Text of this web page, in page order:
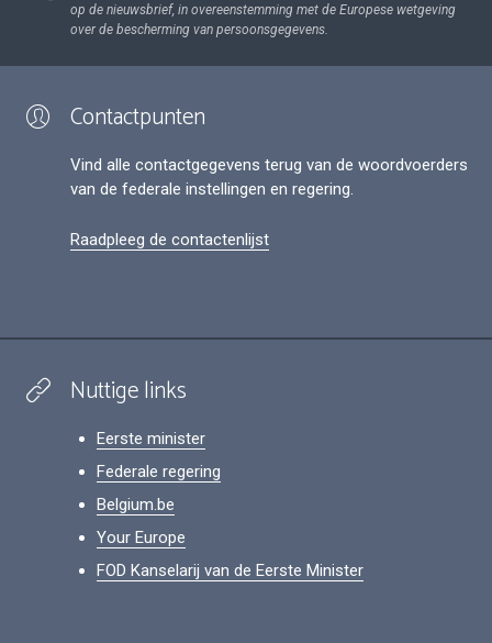
op de nieuwsbrief, in overeenstemming met de Europese wetgeving
over de bescherming van persoonsgegevens.
Contactpunten
Vind alle contactgegevens terug van de woordvoerders
van de federale instellingen en regering.
Raadpleeg de contactenlijst
Nuttige links
Eerste minister
Federale regering
Belgium.be
Your Europe
FOD Kanselarij van de Eerste Minister